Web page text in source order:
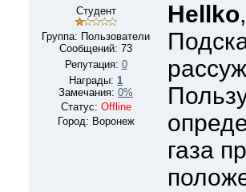
Студент
Группа: Пользователи
Сообщений: 73
Репутация: 0
Награды: 1
Замечания: 0%
Статус: Offline
Город: Воронеж
Hellko
газа